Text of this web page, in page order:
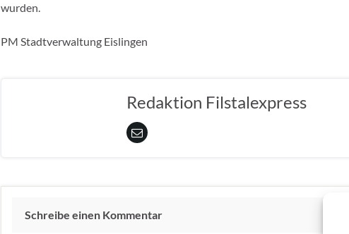
wurden.
PM Stadtverwaltung Eislingen
Redaktion Filstalexpress
Schreibe einen Kommentar